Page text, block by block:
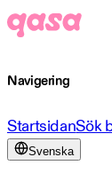
Navigering
StartsidanSök
Svenska